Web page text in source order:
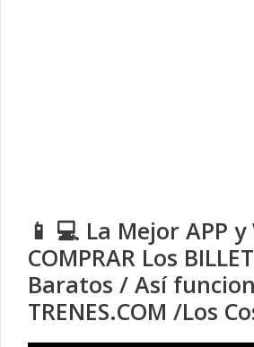
📱 💻 La Mejor APP y
COMPRAR Los
Baratos / Así
TRENES.COM /Los